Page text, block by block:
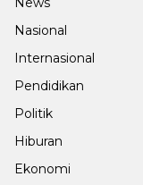
Nasional
Internasional
Pendidikan
Politik
Hiburan
Ekonomi